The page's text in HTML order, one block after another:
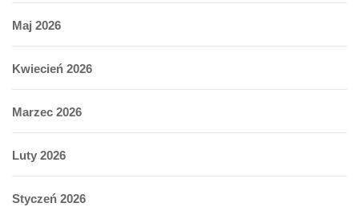
Maj 2026
Kwiecień 2026
Marzec 2026
Luty 2026
Styczeń 2026